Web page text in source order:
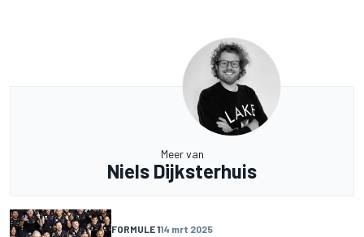
Meer van
Niels Dijksterhuis
FORMULE 114 mrt 2025